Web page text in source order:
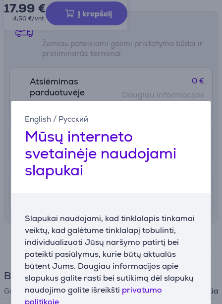
English / Русский
Mūsų interneto
svetainėje naudojami
slapukai
Slapukai naudojami, kad tinklalapis tinkamai
veiktų, kad galėtume tinklalapį tobulinti,
individualizuoti Jūsų naršymo patirtį bei
pateikti pasiūlymus, kurie būtų aktualūs
būtent Jums. Daugiau informacijos apie
slapukus galite rasti bei sutikimą dėl slapukų
naudojimo galite išreikšti privatumo
politikoje
17.99 €
4,50 €/vnt. Į krepšelį
Pristatymo būdai
Žemiau pateikiami galimi pristatymo būdai ir
preliminarūs terminai
Atsiėmimas
parduotuvėje
0 €
Daugiau informacijos
Pristatymas į paštomatą
nuo 09.07
Specifikacija
Bendri parametrai
Gamintojas
Brabantia